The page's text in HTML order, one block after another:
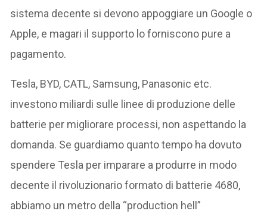
sistema decente si devono appoggiare un Google o
Apple, e magari il supporto lo forniscono pure a
pagamento.
Tesla, BYD, CATL, Samsung, Panasonic etc.
investono miliardi sulle linee di produzione delle
batterie per migliorare processi, non aspettando la
domanda. Se guardiamo quanto tempo ha dovuto
spendere Tesla per imparare a produrre in modo
decente il rivoluzionario formato di batterie 4680,
abbiamo un metro della “production hell”